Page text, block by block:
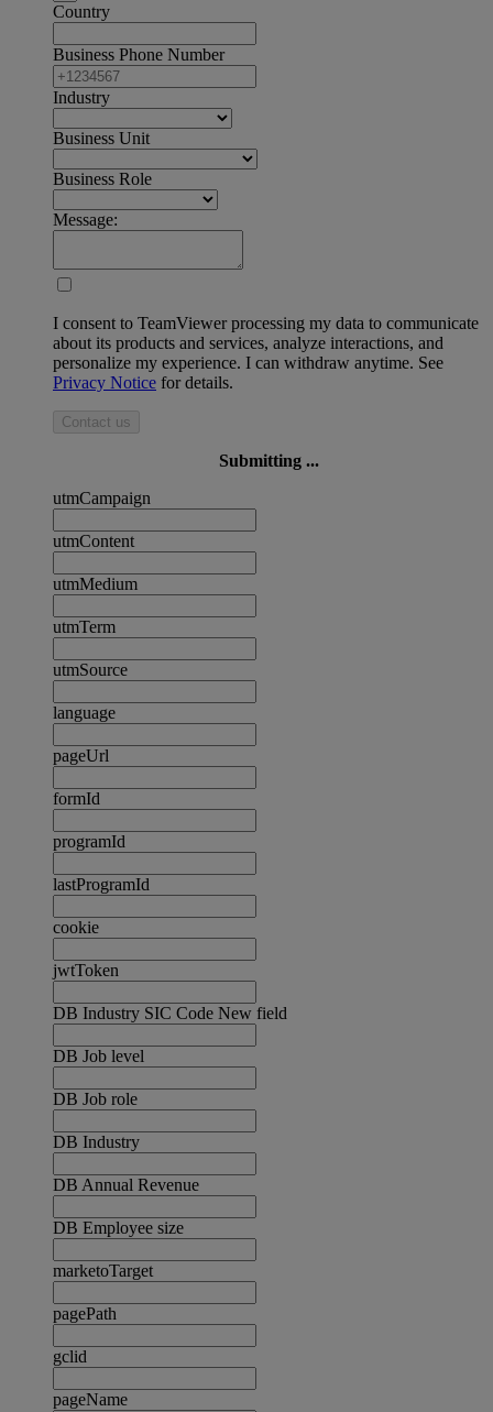
Country
Business Phone Number
Industry
Business Unit
Business Role
Message:
I consent to TeamViewer processing my data to communicate
about its products and services, analyze interactions, and
personalize my experience. I can withdraw anytime. See
Privacy Notice for details.
Contact us
Submitting ...
utmCampaign
utmContent
utmMedium
utmTerm
utmSource
language
pageUrl
formId
programId
lastProgramId
cookie
jwtToken
DB Industry SIC Code New field
DB Job level
DB Job role
DB Industry
DB Annual Revenue
DB Employee size
marketoTarget
pagePath
gclid
pageName